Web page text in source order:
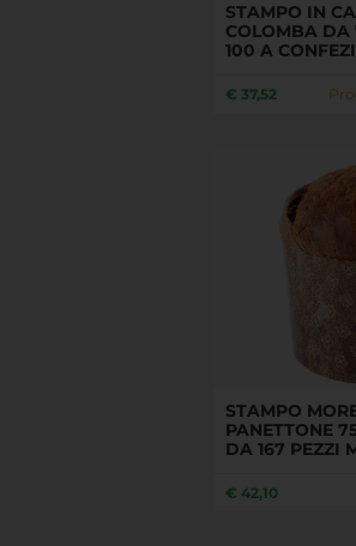
STAMPO IN
COLOMBA DA
100 A
€ 37,52
STAMPO
PANETTONE
DA 167 PEZZI
€ 42,10